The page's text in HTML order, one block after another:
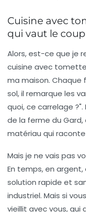
Cuisine avec
qui vaut le coup
Alors, est-ce que je
cuisine avec tomette
ma maison. Chaque
sol, il remarque les
quoi, ce carrelage
de la ferme du
matériau qui
Mais je ne vais pas
En temps, en argent,
solution rapide et
industriel. Mais si
vieillit avec vous, qui